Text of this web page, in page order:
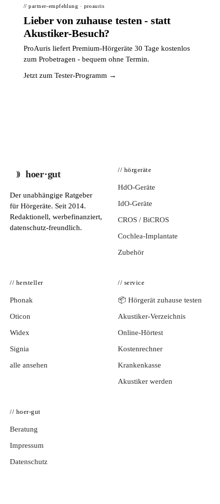
// partner-empfehlung · proauris
Lieber von zuhause testen - statt
Akustiker-Besuch?
ProAuris liefert Premium-Hörgeräte 30 Tage kostenlos
zum Probetragen - bequem ohne Termin.
Jetzt zum Tester-Programm →
hoer·gut
Der unabhängige Ratgeber
für Hörgeräte. Seit 2014.
Redaktionell, werbefinanziert,
datenschutz-freundlich.
// hörgeräte
HdO-Geräte
IdO-Geräte
CROS / BiCROS
Cochlea-Implantate
Zubehör
// hersteller
Phonak
Oticon
Widex
Signia
alle ansehen
// service
📦 Hörgerät zuhause testen
Akustiker-Verzeichnis
Online-Hörtest
Kostenrechner
Krankenkasse
Akustiker werden
// hoer-gut
Beratung
Impressum
Datenschutz